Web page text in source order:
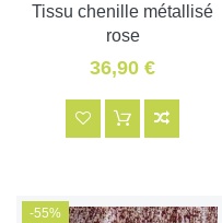
Tissu chenille métallisé
rose
36,90 €
-55%